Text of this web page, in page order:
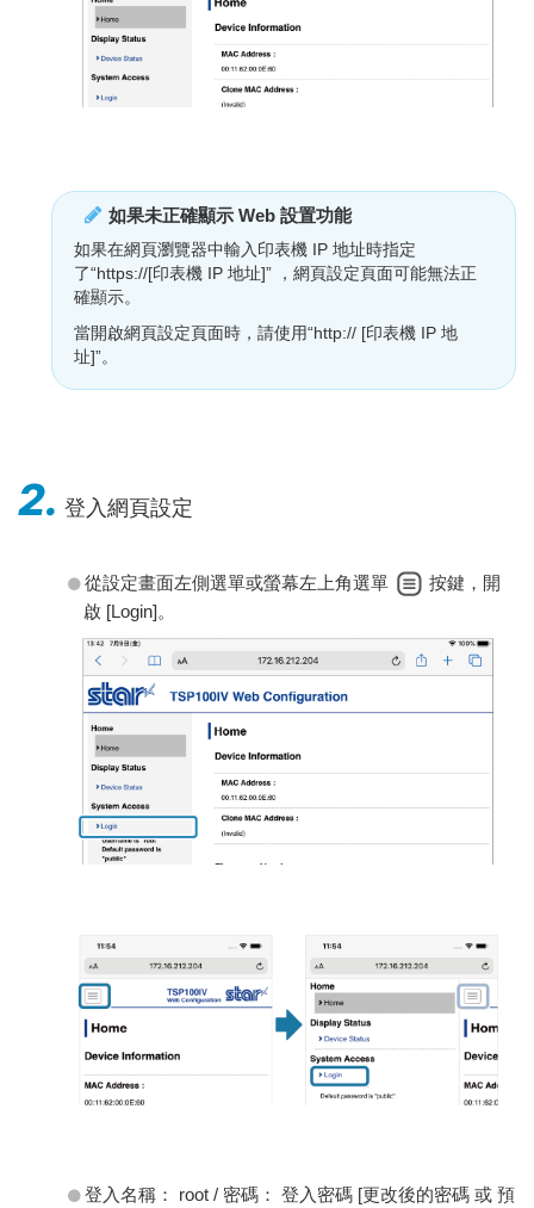
如果未正確顯示 Web 設置功能
如果在網頁瀏覽器中輸入印表機 IP 地址時指定
了“https://[印表機 IP 地址]” ，網頁設定頁面可能無法正
確顯示。
當開啟網頁設定頁面時，請使用“http:// [印表機 IP 地
址]”。
2. 登入網頁設定
從設定畫面左側選單或螢幕左上角選單
按鍵，開
啟 [Login]。
登入名稱： root / 密碼： 登入密碼 [更改後的密碼 或 預